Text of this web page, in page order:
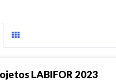
LABIFOR 2023